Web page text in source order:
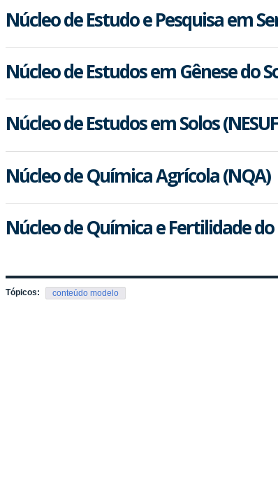
Núcleo de Estudo e Pesquisa em
Núcleo de Estudos em Gênese do
Núcleo de Estudos em Solos
Núcleo de Química Agrícola (NQA)
Núcleo de Química e Fertilidade do
Tópicos: conteúdo modelo